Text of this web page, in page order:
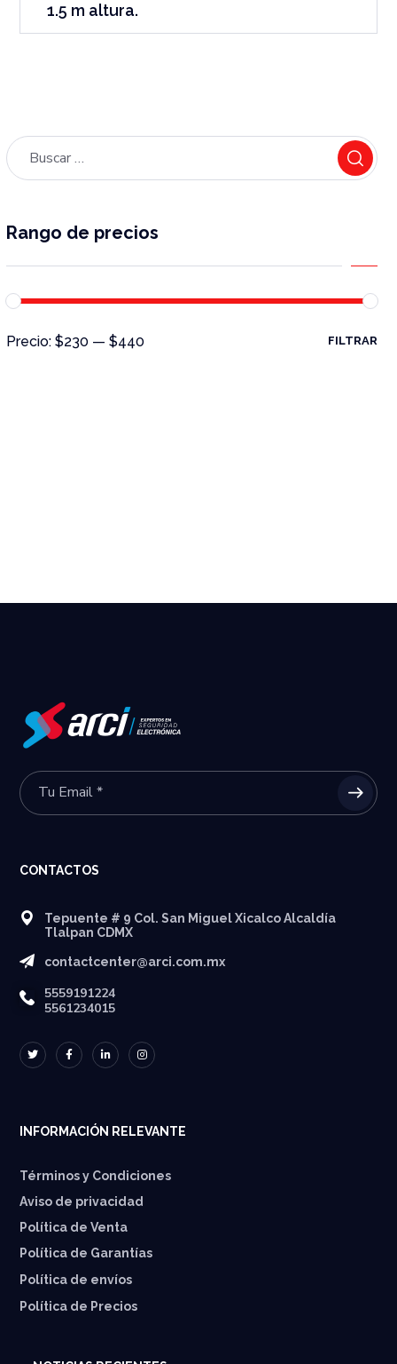
1.5 m altura.
Rango de precios
FILTRAR
Precio:$230 —$440
CONTACTOS
Tepuente # 9 Col. San Miguel Xicalco Alcaldía
Tlalpan CDMX
contactcenter@arci.com.mx
5559191224
5561234015
INFORMACIÓN RELEVANTE
Términos y Condiciones
Aviso de privacidad
Política de Venta
Política de Garantías
⁠Política de envíos
Política de Precios